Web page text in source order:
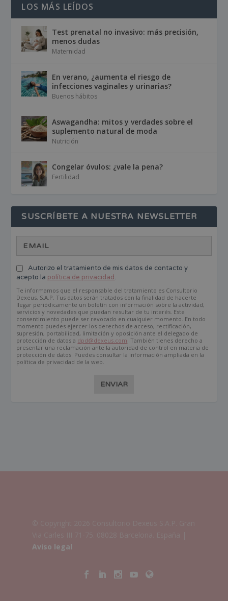
LOS MÁS LEÍDOS
Test prenatal no invasivo: más precisión,
menos dudas
Maternidad
En verano, ¿aumenta el riesgo de
infecciones vaginales y urinarias?
Buenos hábitos
Aswagandha: mitos y verdades sobre el
suplemento natural de moda
Nutrición
Congelar óvulos: ¿vale la pena?
Fertilidad
SUSCRÍBETE A NUESTRA NEWSLETTER
Autorizo el tratamiento de mis datos de contacto y
acepto la política de privacidad.
Te informamos que el responsable del tratamiento es Consultorio
Dexeus, S.A.P. Tus datos serán tratados con la finalidad de hacerte
llegar periódicamente un boletín con información sobre la actividad,
servicios y novedades que puedan resultar de tu interés. Este
consentimiento puede ser revocado en cualquier momento. En todo
momento puedes ejercer los derechos de acceso, rectificación,
supresión, portabilidad, limitación y oposición ante el delegado de
protección de datos a dpd@dexeus.com . También tienes derecho a
presentar una reclamación ante la autoridad de control en materia de
protección de datos. Puedes consultar la información ampliada en la
política de privacidad de la web.
ENVIAR
Aviso legal